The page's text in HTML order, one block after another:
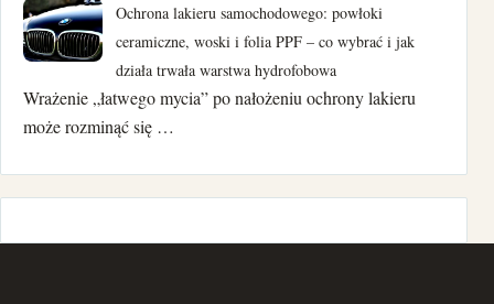
styczeń 2022
grudzień 2021
listopad 2021
Ochrona lakieru samochodowego: powłoki
ceramiczne, woski i folia PPF – co wybrać i jak
działa trwała warstwa hydrofobowa
Wrażenie „łatwego mycia” po nałożeniu ochrony lakieru
może rozminąć się …